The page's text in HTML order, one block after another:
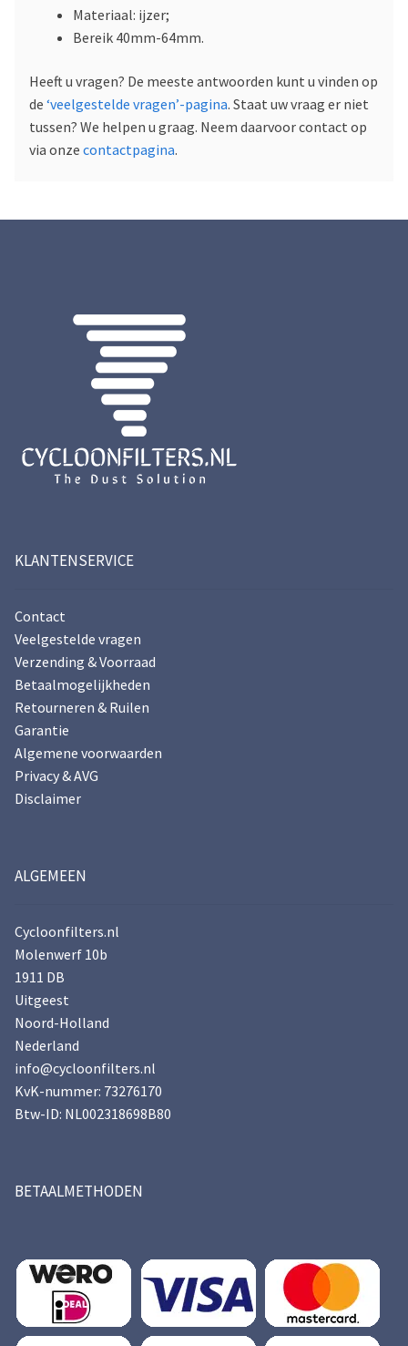
Materiaal: ijzer;
Bereik 40mm-64mm.
Heeft u vragen? De meeste antwoorden kunt u vinden op
de ‘veelgestelde vragen’-pagina. Staat uw vraag er niet
tussen? We helpen u graag. Neem daarvoor contact op
via onze contactpagina.
KLANTENSERVICE
Contact
Veelgestelde vragen
Verzending & Voorraad
Betaalmogelijkheden
Retourneren & Ruilen
Garantie
Algemene voorwaarden
Privacy & AVG
Disclaimer
ALGEMEEN
Cycloonfilters.nl
Molenwerf 10b
1911 DB
Uitgeest
Noord-Holland
Nederland
info@cycloonfilters.nl
KvK-nummer: 73276170
Btw-ID: NL002318698B80
BETAALMETHODEN